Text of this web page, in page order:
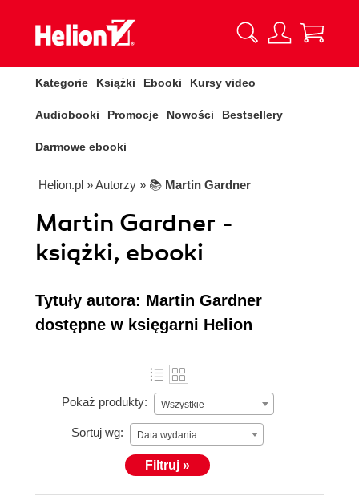
Kategorie Książki Ebooki Kursy video
Audiobooki Promocje Nowości Bestsellery
Darmowe ebooki
Helion.pl » Autorzy » 📚 Martin Gardner
Martin Gardner -
książki, ebooki
Tytuły autora: Martin Gardner
dostępne w księgarni Helion
Pokaż produkty: Wszystkie
Sortuj wg: Data wydania
Filtruj »